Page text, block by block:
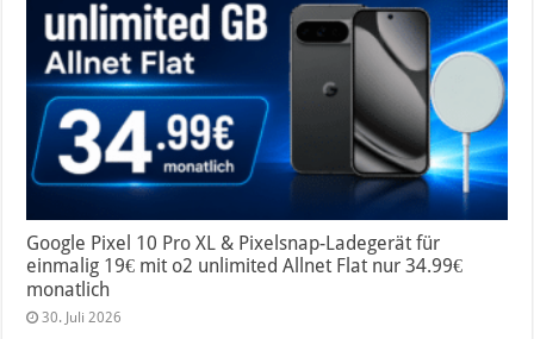
Google Pixel 10 Pro XL & Pixelsnap-Ladegerät für
einmalig 19€ mit o2 unlimited Allnet Flat nur 34.99€
monatlich
30. Juli 2026